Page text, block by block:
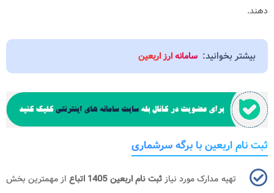
دهند.
بیشتر بخوانید: سامانه ارز اربعین
ثبت نام اربعین با برگه سرشماری
تهیه مدارک مورد نیازثبت نام اربعین 1405 اتباع از مهمترین بخش